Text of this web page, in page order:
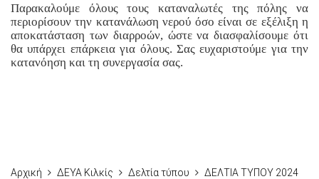
Παρακαλούμε όλους τους καταναλωτές της πόλης να
περιορίσουν την κατανάλωση νερού όσο είναι σε εξέλιξη η
αποκατάσταση των διαρροών, ώστε να διασφαλίσουμε ότι
θα υπάρχει επάρκεια για όλους. Σας ευχαριστούμε για την
κατανόηση και τη συνεργασία σας.
Αρχική ΔΕΥΑ Κιλκίς Δελτία τύπου
ΔΕΛΤΙΑ ΤΥΠΟΥ 2024